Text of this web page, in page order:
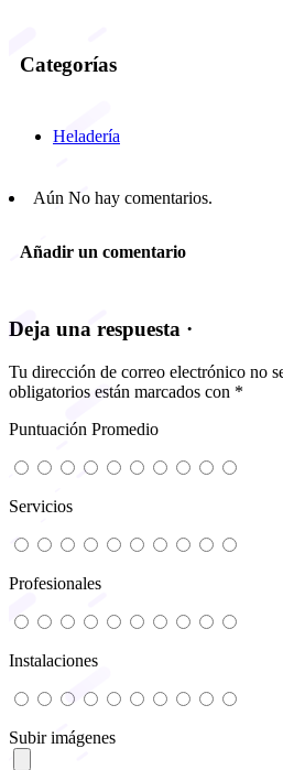
Categorías
Heladería
Aún No hay comentarios.
Añadir un comentario
Deja una respuesta ·
Tu dirección de correo electrónico no
obligatorios están marcados con *
Puntuación Promedio
Servicios
Profesionales
Instalaciones
Subir imágenes